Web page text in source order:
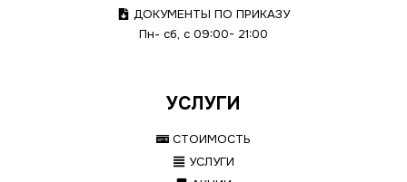
ДОКУМЕНТЫ ПО ПРИКАЗУ
Пн- сб, с 09:00- 21:00
УСЛУГИ
СТОИМОСТЬ
УСЛУГИ